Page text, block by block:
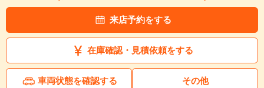
来店予約をする
在庫確認・見積依頼をする
車両状態を確認する その他